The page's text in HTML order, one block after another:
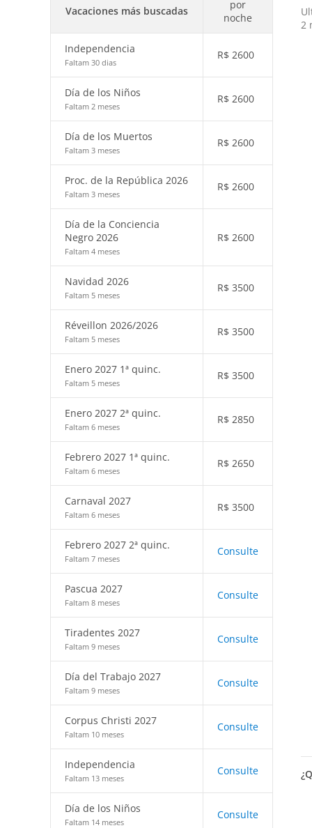
Vacaciones más buscadas
por
noche
Independencia
Faltam 30 dias
R$ 2600
Día de los Niños
Faltam 2 meses
R$ 2600
Día de los Muertos
Faltam 3 meses
R$ 2600
Proc. de la República 2026
Faltam 3 meses
R$ 2600
Día de la Conciencia
Negro 2026
Faltam 4 meses
R$ 2600
Navidad 2026
Faltam 5 meses
R$ 3500
Réveillon 2026/2026
Faltam 5 meses
R$ 3500
Enero 2027 1ª quinc.
Faltam 5 meses
R$ 3500
Enero 2027 2ª quinc.
Faltam 6 meses
R$ 2850
Febrero 2027 1ª quinc.
Faltam 6 meses
R$ 2650
Carnaval 2027
Faltam 6 meses
R$ 3500
Febrero 2027 2ª quinc.
Faltam 7 meses
Consulte
Pascua 2027
Faltam 8 meses
Consulte
Tiradentes 2027
Faltam 9 meses
Consulte
Día del Trabajo 2027
Faltam 9 meses
Consulte
Corpus Christi 2027
Faltam 10 meses
Consulte
Independencia
Faltam 13 meses
Consulte
Día de los Niños
Faltam 14 meses
Consulte
2